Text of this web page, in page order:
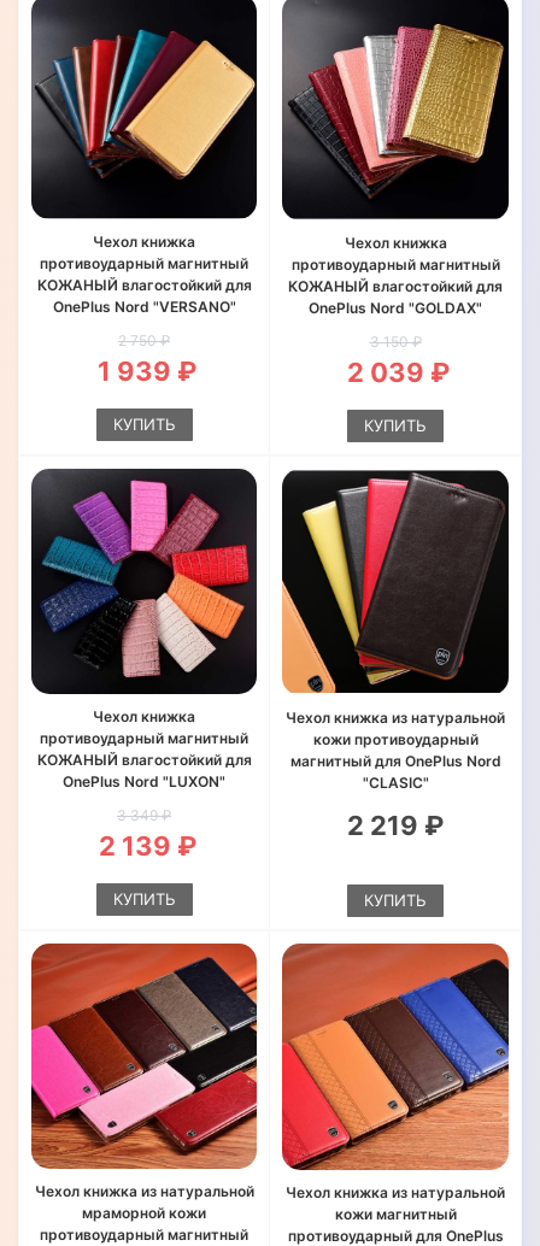
Чехол книжка
противоударный магнитный
КОЖАНЫЙ влагостойкий для
OnePlus Nord "VERSANO"
2 750 ₽
1 939 ₽
КУПИТЬ
Чехол книжка
противоударный магнитный
КОЖАНЫЙ влагостойкий для
OnePlus Nord "GOLDAX"
3 150 ₽
2 039 ₽
КУПИТЬ
Чехол книжка
противоударный магнитный
КОЖАНЫЙ влагостойкий для
OnePlus Nord "LUXON"
3 349 ₽
2 139 ₽
КУПИТЬ
Чехол книжка из натуральной
кожи противоударный
магнитный для OnePlus Nord
"CLASIC"
2 219 ₽
КУПИТЬ
Чехол книжка из натуральной
мраморной кожи
противоударный магнитный
Чехол книжка из натуральной
кожи магнитный
противоударный для OnePlus